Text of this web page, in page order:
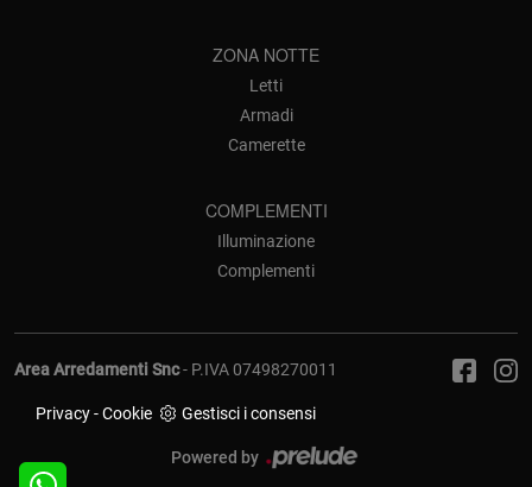
ZONA NOTTE
Letti
Armadi
Camerette
COMPLEMENTI
Illuminazione
Complementi
Area Arredamenti Snc- P.IVA 07498270011
Privacy-Cookie Gestisci i consensi
Powered by